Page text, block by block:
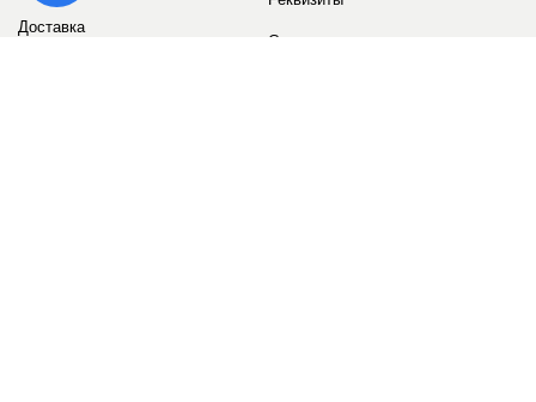
Доставка
Сервис